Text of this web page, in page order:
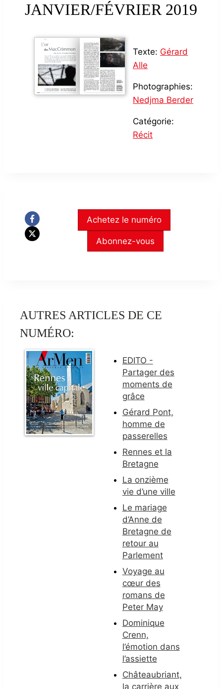
JANVIER/FÉVRIER 2019
Texte: Gérard
Alle
Photographies:
Nedjma Berder
Catégorie:
Récit
Achetez le numéro
Abonnez-vous
AUTRES ARTICLES DE CE
NUMÉRO:
EDITO -
Partager des
moments de
grâce
Gérard Pont,
homme de
passerelles
Rennes et la
Bretagne
La onzième
vie d’une ville
Le mariage
d’Anne de
Bretagne de
retour au
Parlement
Voyage au
cœur des
romans de
Peter May
Dominique
Crenn,
l’émotion dans
l’assiette
Châteaubriant,
la carrière aux